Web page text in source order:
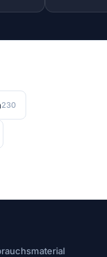
230